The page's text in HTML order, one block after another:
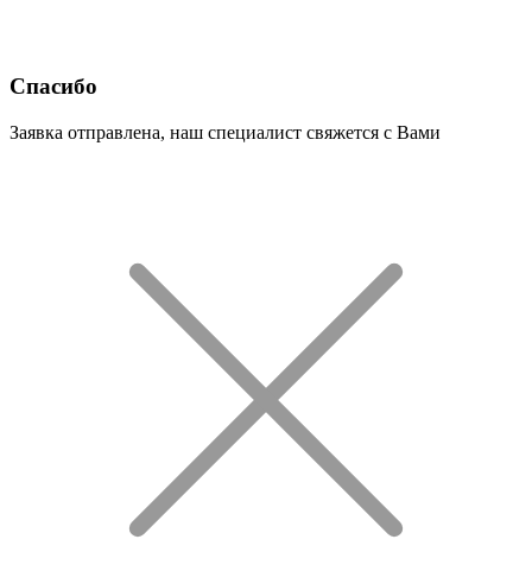
Спасибо
Заявка отправлена, наш специалист свяжется с Вами